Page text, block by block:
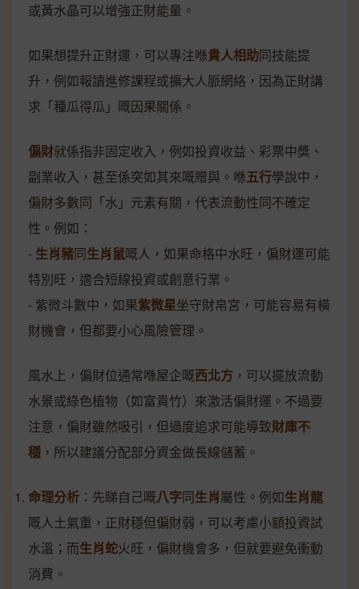
或黃水晶可以增強正財能量。
如果想提升正財運，可以專注喺貴人相助同技能提
升，例如報讀進修課程或擴大人脈網絡，因為正財講
求「種瓜得瓜」嘅因果關係。
偏財就係指非固定收入，例如投資收益、彩票中獎、
副業收入，甚至係突如其來嘅贈與。喺五行學說中，
偏財多數同「水」元素有關，代表流動性同不確定
性。例如：
- 生肖豬同生肖鼠嘅人，如果命格中水旺，偏財運可能
特別旺，適合短線投資或創意行業。
- 紫微斗數中，如果紫微星坐守財帛宮，可能容易有橫
財機會，但都要小心風險管理。
風水上，偏財位通常喺屋企嘅西北方 ，可以擺放流動
水景或綠色植物（如富貴竹）來激活偏財運。不過要
注意，偏財雖然吸引，但過度追求可能導致財庫不
穩 ，所以建議分配部分資金做長線儲蓄。
命理分析 ：先睇自己嘅八字同生肖屬性。例如生肖龍
嘅人土氣重，正財穩但偏財弱，可以考慮小額投資試
水溫；而生肖蛇火旺，偏財機會多，但就要避免衝動
消費。